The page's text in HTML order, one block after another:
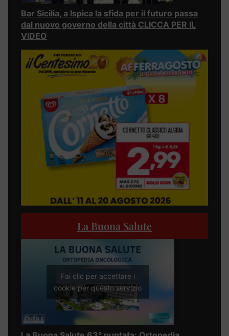
Bar Sicilia, a Ispica la sfida per il futuro passa
dal nuovo governo della città CLICCA PER IL
VIDEO
La Buona Salute
Fai clic per accettare i
cookie per questo servizio